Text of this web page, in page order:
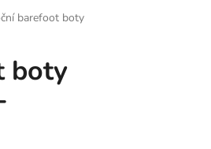
barefoot boty
boty